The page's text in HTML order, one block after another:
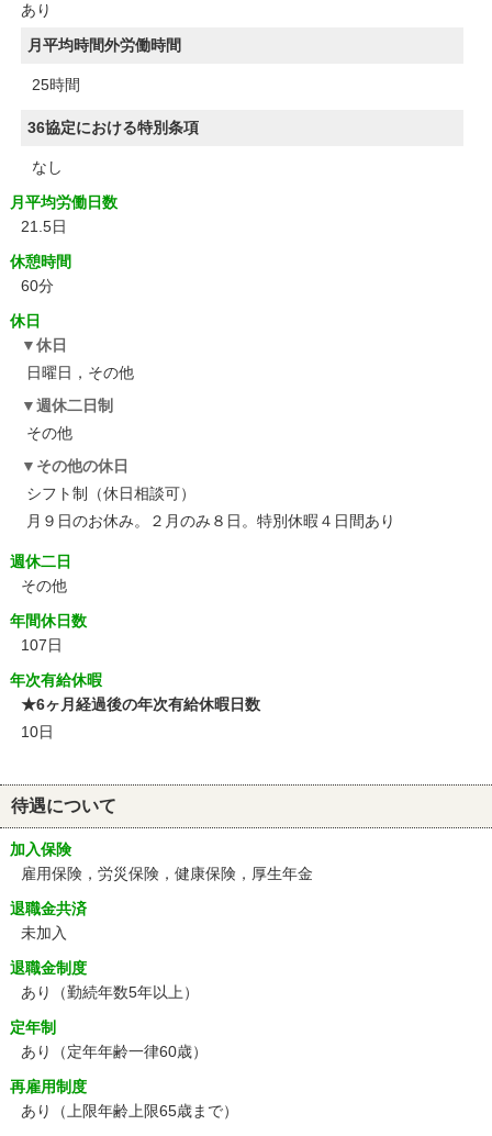
あり
月平均時間外労働時間
25時間
36協定における特別条項
なし
月平均労働日数
21.5日
休憩時間
60分
休日
休日
日曜日，その他
週休二日制
その他
その他の休日
シフト制（休日相談可）
月９日のお休み。２月のみ８日。特別休暇４日間あり
週休二日
その他
年間休日数
107日
年次有給休暇
★6ヶ月経過後の年次有給休暇日数
10日
待遇について
加入保険
雇用保険，労災保険，健康保険，厚生年金
退職金共済
未加入
退職金制度
あり（勤続年数5年以上）
定年制
あり
（定年年齢一律60歳）
再雇用制度
あり
（上限年齢上限65歳まで）